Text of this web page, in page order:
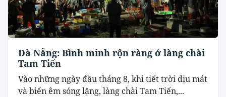
Đà Nẵng: Bình minh rộn ràng ở làng chài
Tam Tiến
Vào những ngày đầu tháng 8, khi tiết trời dịu mát
và biển êm sóng lặng, làng chài Tam Tiến,...